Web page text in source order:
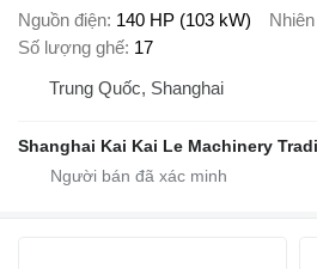
Nguồn điện 140 HP (103 kW)
Số lượng ghế 17
Trung Quốc, Shanghai
Shanghai Kai Kai Le Machinery